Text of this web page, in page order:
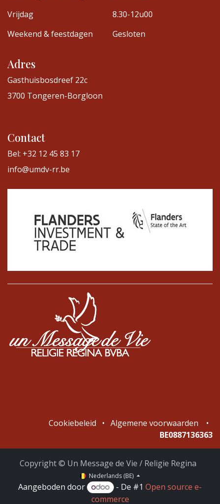
Vrijdag
8.30-12u00
Weekend & feestdagen
Gesloten
Adres
Gasthuisbosdreef 22c
3700 Tongeren-Borgloon
Contact
Bel: +32 12 45 83 17
info@umdv-rr.be
Cookiebeleid • Algemene voorwaarden
•
BE0887136363
Copyright © Un Message de Vie / Religie Regina
Nederlands (BE)
Aangeboden door - De #1 Open source e-
commerce